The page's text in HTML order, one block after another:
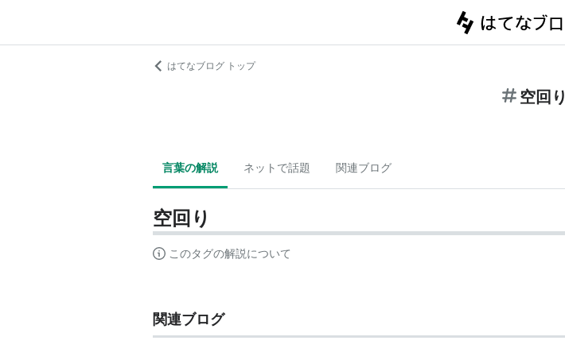
はてなブログ トップ
空回り
言葉の解説 ネットで話題 関連ブログ
空回り
このタグの解説について
関連ブログ